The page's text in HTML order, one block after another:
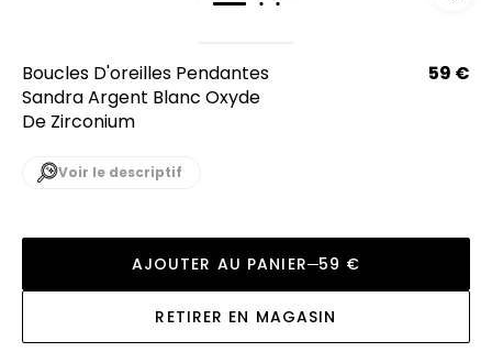
Boucles D'oreilles Pendantes
Sandra Argent Blanc Oxyde
De Zirconium
59 €
Voir le descriptif
AJOUTER AU PANIER 59 €
RETIRER EN MAGASIN